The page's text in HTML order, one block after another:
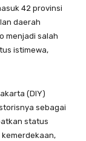
42 provinsi
daerah
menjadi salah
istimewa,
(DIY)
sebagai
status